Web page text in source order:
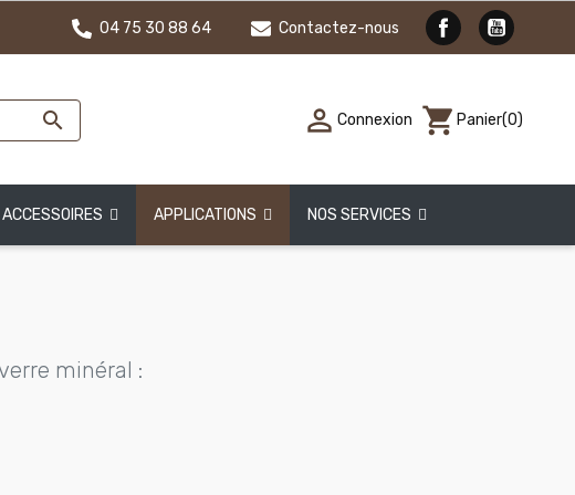
04 75 30 88 64 Contactez-nous
  Connexion shopping_cart Panier(0)
ACCESSOIRES APPLICATIONS NOS SERVICES
minéral :